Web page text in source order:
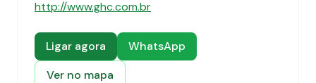
http://www.ghc.com.br
Ligar agora
WhatsApp
Ver no mapa